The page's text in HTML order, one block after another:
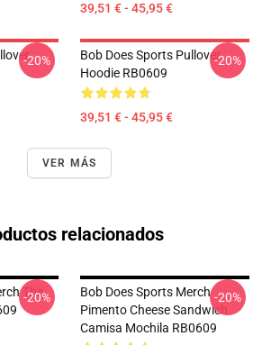
39,51 € - 45,95 €
-20%
Bob Does Sports Pullover
Hoodie RB0609
39,51 € - 45,95 €
-20%
VER MÁS
relacionados
The
-20%
Bob Does Sports Merch
Pimento Cheese Sandwich
Camisa Mochila RB0609
-20%